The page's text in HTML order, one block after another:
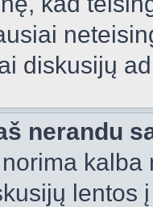
diskusijų
nerandu
lentos